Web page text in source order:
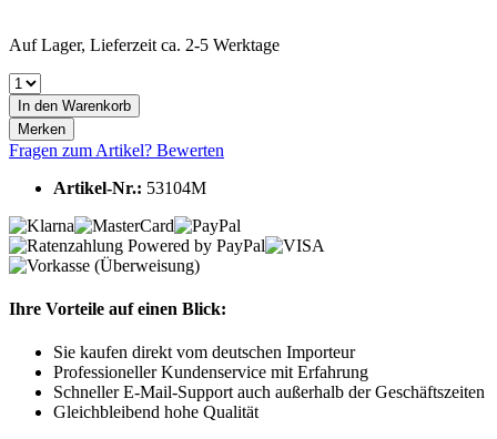
Auf Lager, Lieferzeit ca. 2-5 Werktage
In den Warenkorb
Merken
Fragen zum Artikel? Bewerten
Artikel-Nr.: 53104M
Ihre Vorteile auf einen Blick:
Sie kaufen direkt vom deutschen Importeur
Professioneller Kundenservice mit Erfahrung
Schneller E-Mail-Support auch außerhalb der Geschäftszeiten
Gleichbleibend hohe Qualität